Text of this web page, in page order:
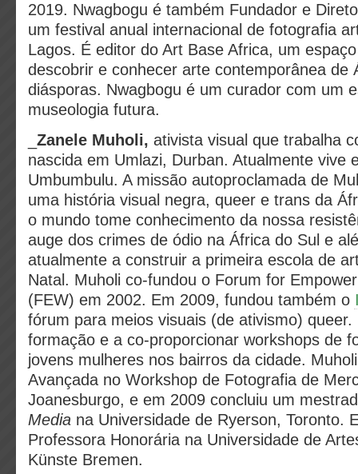
2019. Nwagbogu é também Fundador e
um festival anual internacional de fotografia
Lagos. É editor do Art Base Africa, um
descobrir e conhecer arte contemporânea de
diásporas. Nwagbogu é um curador com um
museologia futura.
Zanele Muholi, ativista visual que trabalha
nascida em Umlazi, Durban. Atualmente vive
Umbumbulu. A missão autoproclamada de
uma história visual negra, queer e trans da
o mundo tome conhecimento da nossa
auge dos crimes de ódio na África do Sul e
atualmente a construir a primeira escola de
Natal. Muholi co-fundou o Forum for
(FEW) em 2002. Em 2009, fundou também o
fórum para meios visuais (de ativismo)
formação e a co-proporcionar workshops de
jovens mulheres nos bairros da cidade.
Avançada no Workshop de Fotografia de
Joanesburgo, e em 2009 concluiu um
Media na Universidade de Ryerson, Toronto.
Professora Honorária na Universidade de
Künste Bremen.